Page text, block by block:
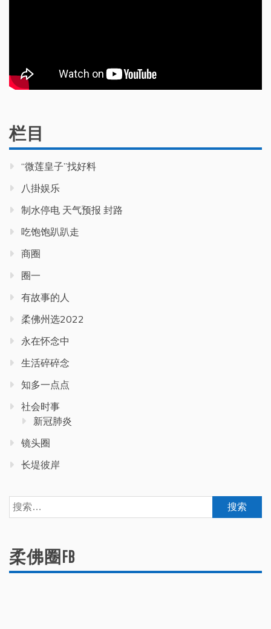
栏目
“微莲皇子”找好料
八掛娱乐
制水停电 天气预报 封路
吃饱饱趴趴走
商圈
圈一
有故事的人
柔佛州选2022
永在怀念中
生活碎碎念
知多一点点
社会时事
新冠肺炎
镜头圈
长堤彼岸
搜
索：
柔佛圈FB